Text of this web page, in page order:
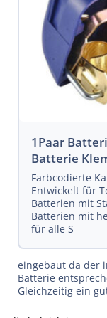
1Paar
Batterie
Farbcodierte
Entwickelt für
Batterien mit
Batterien mit
für alle S
eingebaut da der
Batterie
Gleichzeitig ein